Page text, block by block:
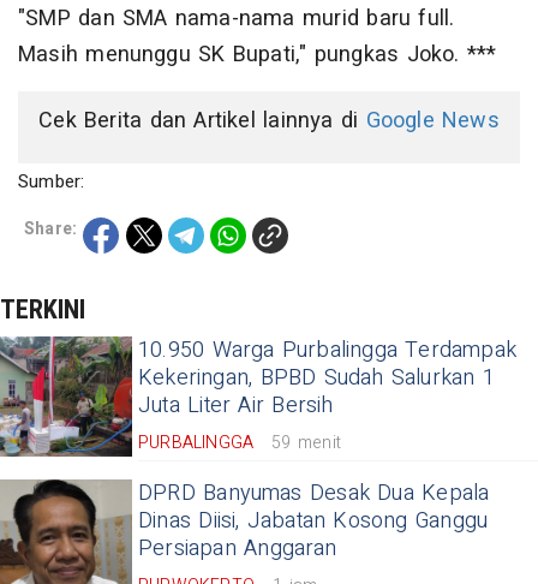
"SMP dan SMA nama-nama murid baru full.
Masih menunggu SK Bupati," pungkas Joko. ***
Cek Berita dan Artikel lainnya di Google News
Sumber:
Share:
TERKINI
10.950 Warga Purbalingga Terdampak
Kekeringan, BPBD Sudah Salurkan 1
Juta Liter Air Bersih
PURBALINGGA 59 menit
DPRD Banyumas Desak Dua Kepala
Dinas Diisi, Jabatan Kosong Ganggu
Persiapan Anggaran